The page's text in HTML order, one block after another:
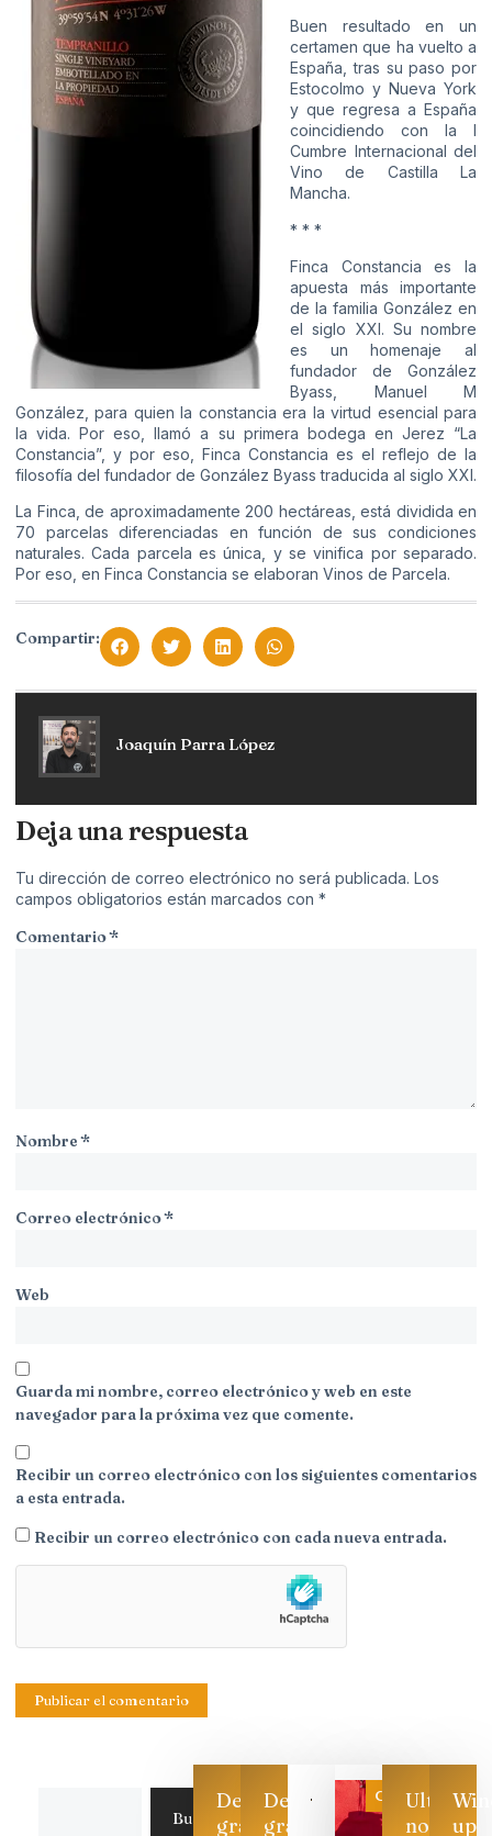
Buen resultado en un
certamen que ha vuelto a
España, tras su paso por
Estocolmo y Nueva York
y que regresa a España
coincidiendo con la I
Cumbre Internacional del
Vino de Castilla La
Mancha.
* * *
Finca Constancia es la
apuesta más importante
de la familia González en
el siglo XXI. Su nombre
es un homenaje al
fundador de González
Byass, Manuel M
González, para quien la constancia era la virtud esencial para
la vida. Por eso, llamó a su primera bodega en Jerez “La
Constancia”, y por eso, Finca Constancia es el reflejo de la
filosofía del fundador de González Byass traducida al siglo XXI.
La Finca, de aproximadamente 200 hectáreas, está dividida en
70 parcelas diferenciadas en función de sus condiciones
naturales. Cada parcela es única, y se vinifica por separado.
Por eso, en Finca Constancia se elaboran Vinos de Parcela.
Compartir:
Joaquín Parra López
Deja una respuesta
Tu dirección de correo electrónico no será publicada. Los
campos obligatorios están marcados con *
Comentario*
Nombre*
Correo electrónico*
Web
Guarda mi nombre, correo electrónico y web en este
navegador para la próxima vez que comente.
Recibir un correo electrónico con los siguientes comentarios
a esta entrada.
Recibir un correo electrónico con cada nueva entrada.
Buscar
Descarga
gratis
Descarga
gratis
CategoríaUltimas
noticias
up